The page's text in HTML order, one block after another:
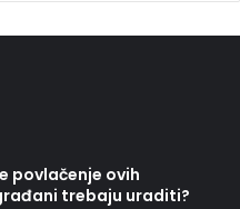
povlačenje ovih
trebaju uraditi?